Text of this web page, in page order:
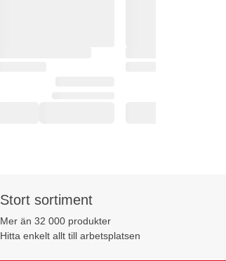
Stort sortiment
Mer än 32 000 produkter
Hitta enkelt allt till arbetsplatsen